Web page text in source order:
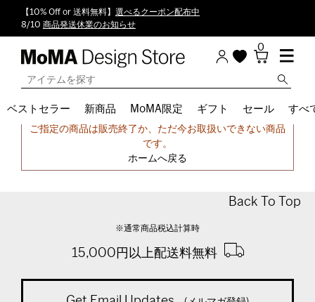
【10% Off or 送料無料】 選べるクーポン配布中
8/10 商品発送休業のお知らせ
0
ベストセラー 新商品 MoMA限定 ギフト セール すべ
申し訳ございません。
ご指定の商品は販売終了か、ただ今お取扱いできない商品
です。
ホームへ戻る
Back To Top
※通常商品税込計算時
15,000円以上配送料無料